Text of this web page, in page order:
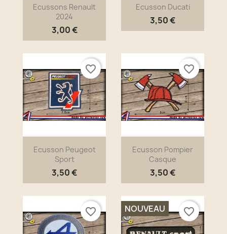
Ecussons Renault
2024
3,00 €
Ecusson Ducati
3,50 €
Ecusson Peugeot
Sport
3,50 €
favorite_border
Ecusson Pompier
Casque
3,50 €
favorite_border
favorite_border NOUVEAU favorite_border